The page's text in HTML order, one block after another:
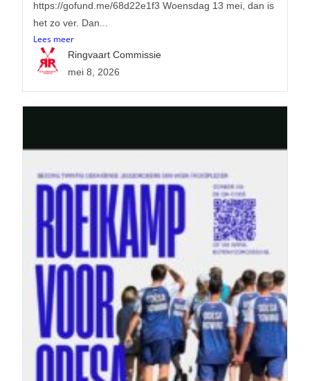
https://gofund.me/68d22e1f3 Woensdag 13 mei, dan is
het zo ver. Dan...
Lees meer
Ringvaart Commissie
mei 8, 2026